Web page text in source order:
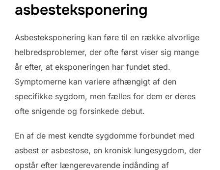
asbesteksponering
Asbesteksponering kan føre til en række alvorlige
helbredsproblemer, der ofte først viser sig mange
år efter, at eksponeringen har fundet sted.
Symptomerne kan variere afhængigt af den
specifikke sygdom, men fælles for dem er deres
ofte snigende og forsinkede debut.
En af de mest kendte sygdomme forbundet med
asbest er asbestose, en kronisk lungesygdom, der
opstår efter længerevarende indånding af